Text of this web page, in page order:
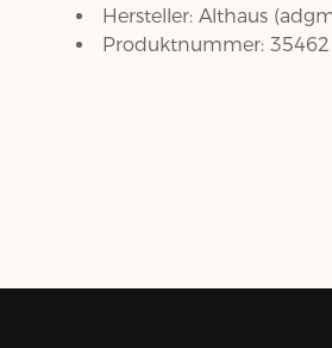
Hersteller: Althaus (
Produktnummer: 35462